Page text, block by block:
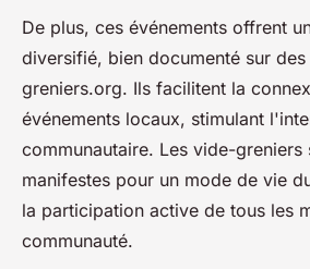
De plus, ces événements offrent
diversifié, bien documenté sur
greniers.org. Ils facilitent la
événements locaux, stimulant
communautaire. Les vide-greniers
manifestes pour un mode de vie
la participation active de tous les
communauté.